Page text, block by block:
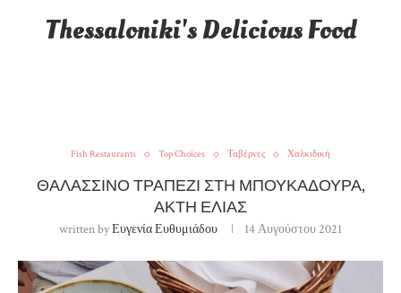
Thessaloniki's Delicious Food
Fish Restaurants Top Choices Ταβέρνες Χαλκιδική
ΘΑΛΑΣΣΙΝΌ ΤΡΑΠΈΖΙ ΣΤΗ ΜΠΟΥΚΑΔΟΎΡΑ,
ΑΚΤΉ ΕΛΙΆΣ
written byΕυγενία Ευθυμιάδου 14 Αυγούστου 2021